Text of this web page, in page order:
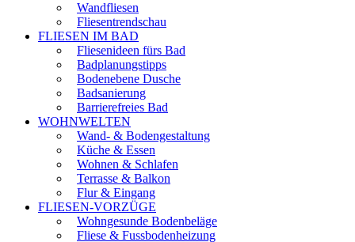
Wandfliesen
Fliesentrendschau
FLIESEN IM BAD
Fliesenideen fürs Bad
Badplanungstipps
Bodenebene Dusche
Badsanierung
Barrierefreies Bad
WOHNWELTEN
Wand- & Bodengestaltung
Küche & Essen
Wohnen & Schlafen
Terrasse & Balkon
Flur & Eingang
FLIESEN-VORZÜGE
Wohngesunde Bodenbeläge
Fliese & Fussbodenheizung